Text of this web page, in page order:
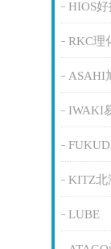
HIOS好
RKC理
ASAHI
IWAKI
KITZ北
LUBE